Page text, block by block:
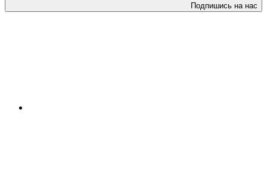
Подпишись на нас